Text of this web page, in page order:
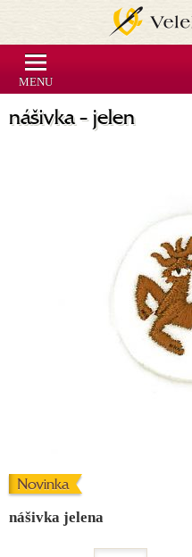
nášivka - jelen
Novinka
nášivka jelena
MENU